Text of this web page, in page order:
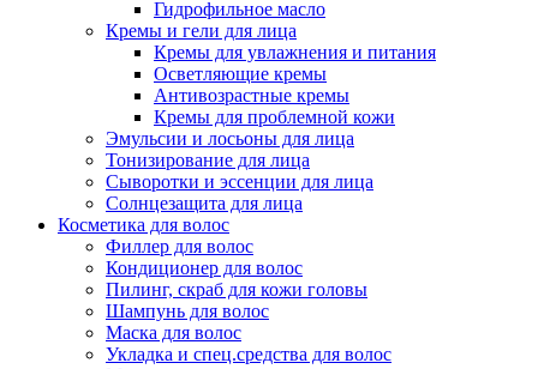
Гидрофильное масло
Кремы и гели для лица
Кремы для увлажнения и питания
Осветляющие кремы
Антивозрастные кремы
Кремы для проблемной кожи
Эмульсии и лосьоны для лица
Тонизирование для лица
Сыворотки и эссенции для лица
Солнцезащита для лица
Косметика для волос
Филлер для волос
Кондиционер для волос
Пилинг, скраб для кожи головы
Шампунь для волос
Маска для волос
Укладка и спец.средства для волос